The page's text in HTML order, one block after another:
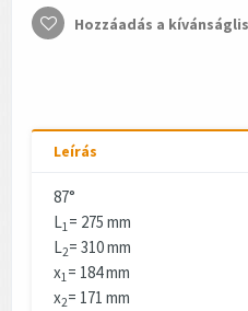
Hozzáadás a
Leírás
87°
L1 = 275 mm
L2= 310 mm
x1 = 184 mm
x2= 171 mm